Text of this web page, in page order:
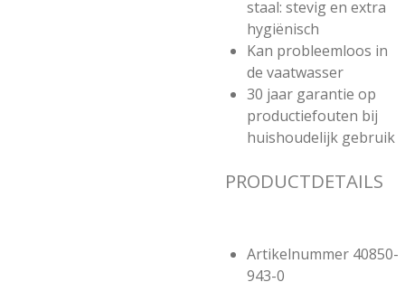
staal: stevig en extra
hygiënisch
Kan probleemloos in
de vaatwasser
30 jaar garantie op
productiefouten bij
huishoudelijk gebruik
PRODUCTDETAILS
Artikelnummer 40850-
943-0